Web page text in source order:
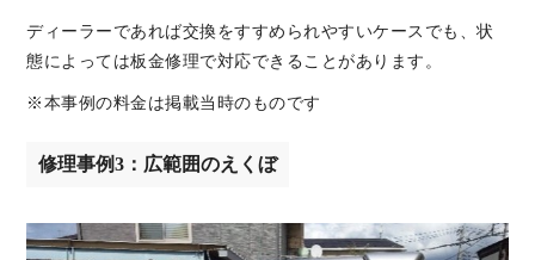
ディーラーであれば交換をすすめられやすいケースでも、状
態によっては板金修理で対応できることがあります。
※本事例の料金は掲載当時のものです
修理事例3：広範囲のえくぼ